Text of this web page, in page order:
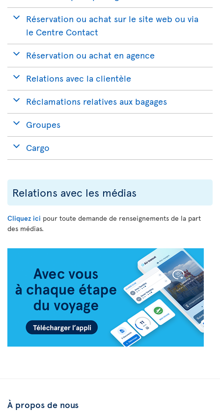
Réservation ou achat sur le site web ou via
le Centre Contact
Réservation ou achat en agence
Relations avec la clientèle
Réclamations relatives aux bagages
Groupes
Cargo
Relations avec les médias
Cliquez ici pour toute demande de renseignements de la part
des médias.
À propos de nous